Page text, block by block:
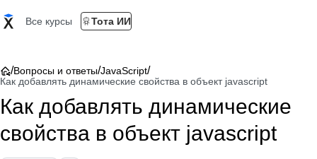
Все курсы Тота ИИ
/Вопросы и ответы/JavaScript/
Как добавлять динамические свойства в объект javascript
Как добавлять динамические
свойства в объект javascript